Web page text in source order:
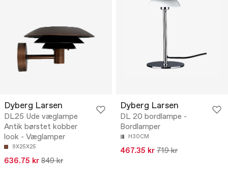
Dyberg Larsen
DL25 Ude væglampe
Antik børstet kobber
look - Væglamper
9X25X25
636.75 kr 849 kr
Dyberg Larsen
DL 20 bordlampe -
Bordlamper
H30CM
467.35 kr 719 kr